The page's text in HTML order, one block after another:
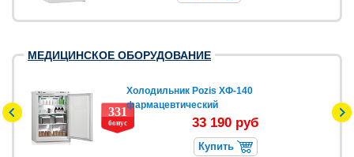
МЕДИЦИНСКОЕ ОБОРУДОВАНИЕ
331
бонус
Холодильник Pozis ХФ-140
фармацевтический
33 190 руб
Купить